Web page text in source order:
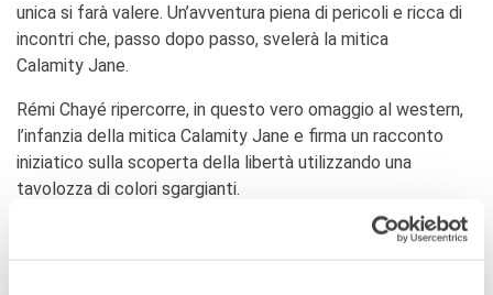
Où sommes nous ?
Notre équipe
Milano
Offres d'emplois/stages
Autres institutions
françaises
unica si farà valere. Un’avventura piena di pericoli e ricca di
incontri che, passo dopo passo, svelerà la mitica
Calamity Jane.
Rémi Chayé ripercorre, in questo vero omaggio al western,
l’infanzia della mitica Calamity Jane e firma un racconto
iniziatico sulla scoperta della libertà utilizzando una
tavolozza di colori sgargianti.